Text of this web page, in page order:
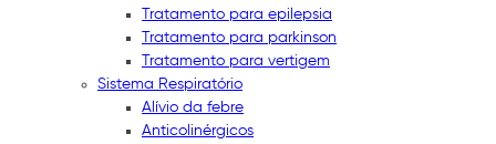
Tratamento para epilepsia
Tratamento para parkinson
Tratamento para vertigem
Sistema Respiratório
Alívio da febre
Anticolinérgicos